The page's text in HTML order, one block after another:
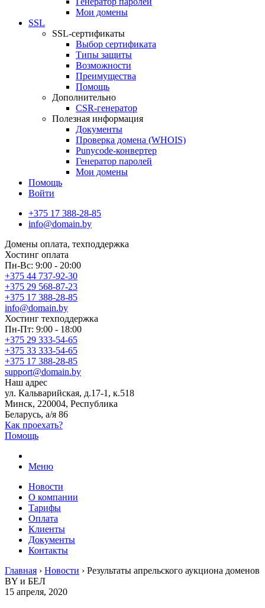
Мои домены
SSL
SSL-сертификаты
Выбор сертификата
Типы защиты
Возможности
Преимущества
Помощь
Дополнительно
CSR-генератор
Полезная информация
Документы
Проверка домена (WHOIS)
Punycode-конвертер
Генератор паролей
Мои домены
Помощь
Войти
+375 17 388-28-85
info@domain.by
Домены оплата, техподдержка
Хостинг оплата
Пн-Вс: 9:00 - 20:00
+375 44 737-92-30
+375 29 568-87-23
+375 17 388-28-85
info@domain.by
Хостинг техподдержка
Пн-Пт: 9:00 - 18:00
+375 29 333-54-65
+375 33 333-54-65
+375 17 388-28-85
support@domain.by
Наш адрес
ул. Кальварийская, д.17-1, к.518
Минск, 220004, Республика
Беларусь, а/я 86
Как проехать?
Помощь
Меню
Новости
О компании
Тарифы
Оплата
Клиенты
Документы
Контакты
Главная › Новости › Результаты апрельского аукциона доменов
BY и БЕЛ
15 апреля, 2020